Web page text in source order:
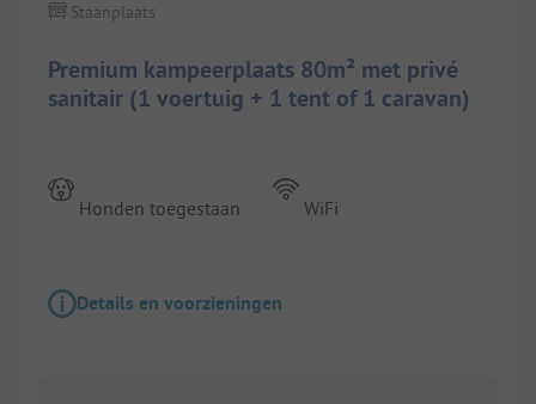
Premium kampeerplaats 80m² met privé
sanitair (1 voertuig + 1 tent of 1 caravan)
Staanplaats
Honden toegestaan WiFi
Details en voorzieningen